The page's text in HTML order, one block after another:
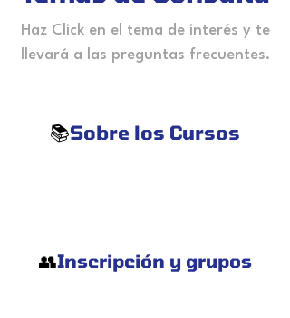
Haz Click en el tema de interés y te
llevará a las preguntas frecuentes.
📚Sobre los Cursos
👥Inscripción y grupos